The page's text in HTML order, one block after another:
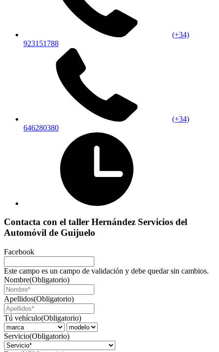
(+34)
923151788
(+34)
646280380
Contacta con el taller Hernández Servicios del
Automóvil de Guijuelo
Facebook
Este campo es un campo de validación y debe quedar sin cambios.
Nombre(Obligatorio)
Apellidos(Obligatorio)
Tú vehículo(Obligatorio)
Servicio(Obligatorio)